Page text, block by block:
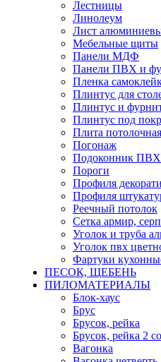
Лестницы
Линолеум
Лист
Мебельные щиты
Панели МДФ
Панели ПВХ и
Пленка
Плинтус для
Плинтус и
Плинтус под
Плита
Погонаж
Подоконник ПВХ
Пороги
Профиля
Профиля
Реечный потолок
Сетка армир,
Уголок и труба
Уголок пвх
Фартуки
ПЕСОК, ЩЕБЕНЬ
ПИЛОМАТЕРИАЛЫ
Блок-хаус
Брус
Брусок, рейка
Брусок, рейка 2
Вагонка